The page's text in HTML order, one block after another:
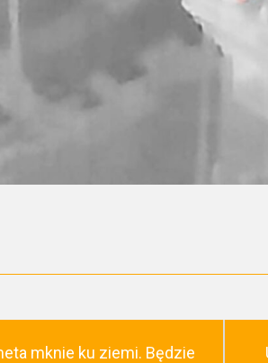
mknie ku ziemi. Będzie